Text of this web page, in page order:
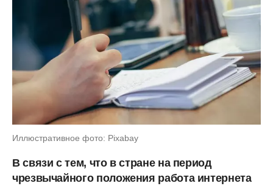
Иллюстративное фото: Pixabay
В связи с тем, что в стране на период
чрезвычайного положения работа интернета